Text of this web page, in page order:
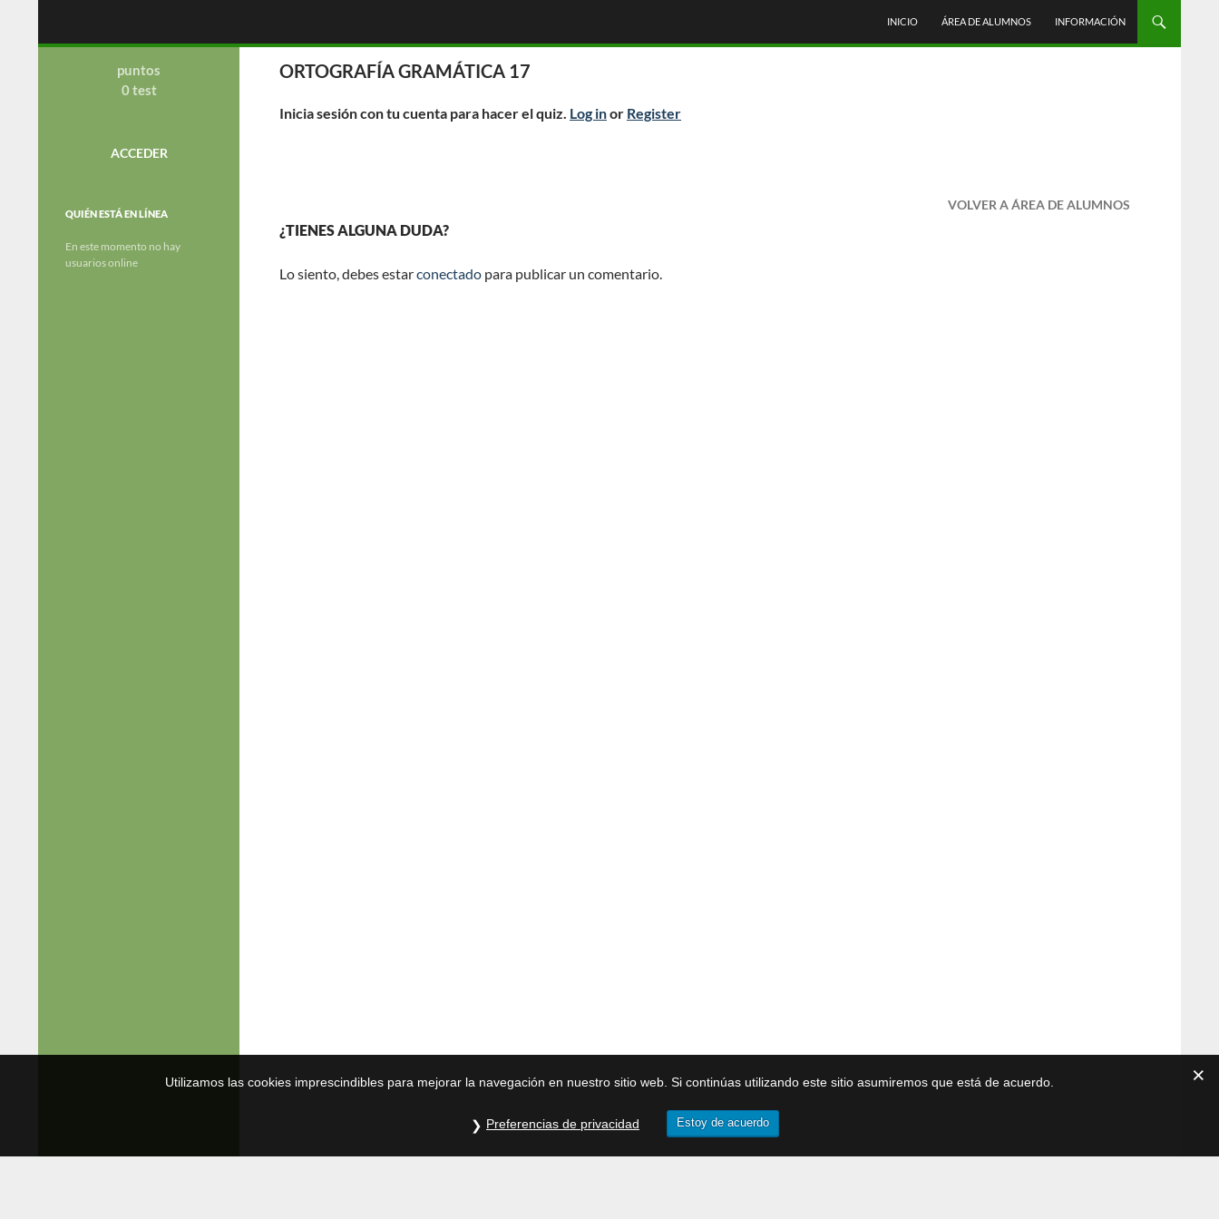
contenido
INICIO ÁREA DE ALUMNOS INFORMACIÓN
ORTOGRAFÍA GRAMÁTICA 17
Inicia sesión con tu cuenta para hacer el quiz. Log inor Register
VOLVER A ÁREA DE ALUMNOS
¿TIENES ALGUNA DUDA?
Lo siento, debes estarconectado para publicar un comentario.
academia de preparacion de
oposiciones al cuerpo de la Guardia
puntos
0 test
ACCEDER
QUIÉN ESTÁ EN LÍNEA
En este momento no hay
usuarios online
Utilizamos las cookies imprescindibles para mejorar la navegación en nuestro sitio web. Si continúas utilizando este sitio asumiremos que está de acuerdo.
Preferencias de privacidad Estoy de acuerdo